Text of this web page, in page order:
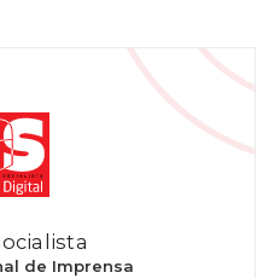
de Imprensa